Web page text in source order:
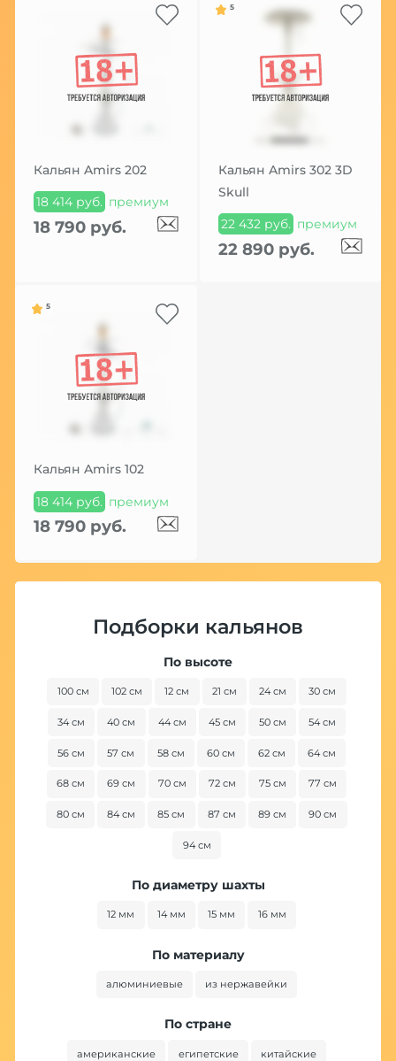
Кальян Amirs 202
18 414 руб. премиум
18 790 руб.
5
Кальян Amirs 302 3D
Skull
22 432 руб. премиум
22 890 руб.
5
Кальян Amirs 102
18 414 руб. премиум
18 790 руб.
Подборки кальянов
По высоте
100 см 102 см 12 см 21 см 24 см 30 см
34 см 40 см 44 см 45 см 50 см 54 см
56 см 57 см 58 см 60 см 62 см 64 см
68 см 69 см 70 см 72 см 75 см 77 см
80 см 84 см 85 см 87 см 89 см 90 см
94 см
По диаметру шахты
12 мм 14 мм 15 мм 16 мм
По материалу
алюминиевые из нержавейки
По стране
американские египетские китайские